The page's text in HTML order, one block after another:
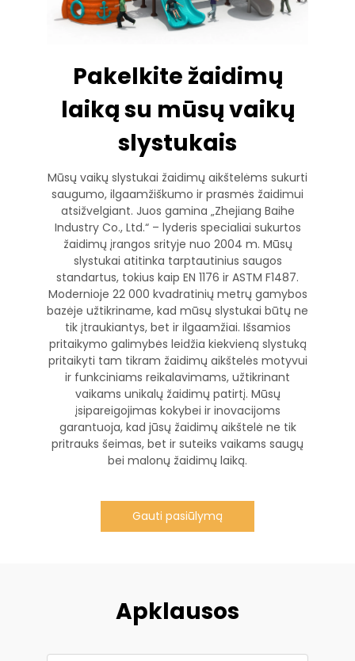
Pakelkite žaidimų
laiką su mūsų vaikų
slystukais
Mūsų vaikų slystukai žaidimų aikštelėms sukurti
saugumo, ilgaamžiškumo ir prasmės žaidimui
atsižvelgiant. Juos gamina „Zhejiang Baihe
Industry Co., Ltd.“ – lyderis specialiai sukurtos
žaidimų įrangos srityje nuo 2004 m. Mūsų
slystukai atitinka tarptautinius saugos
standartus, tokius kaip EN 1176 ir ASTM F1487.
Modernioje 22 000 kvadratinių metrų gamybos
bazėje užtikriname, kad mūsų slystukai būtų ne
tik įtraukiantys, bet ir ilgaamžiai. Išsamios
pritaikymo galimybės leidžia kiekvieną slystuką
pritaikyti tam tikram žaidimų aikštelės motyvui
ir funkciniams reikalavimams, užtikrinant
vaikams unikalų žaidimų patirtį. Mūsų
įsipareigojimas kokybei ir inovacijoms
garantuoja, kad jūsų žaidimų aikštelė ne tik
pritrauks šeimas, bet ir suteiks vaikams saugų
bei malonų žaidimų laiką.
Gauti pasiūlymą
Apklausos